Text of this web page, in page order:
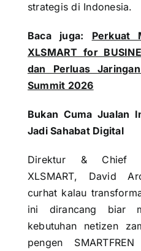
strategis di Indonesia.
Baca juga: Perkuat
XLSMART for
dan Perluas
Summit 2026
Bukan Cuma Jualan
Jadi Sahabat Digital
Direktur & Chief
XLSMART, David
curhat kalau
ini dirancang biar
kebutuhan netizen
pengen